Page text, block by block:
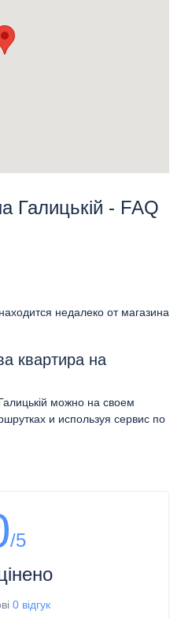
Галицькій - FAQ
недалеко от магазина
квартира на
можно на своем
и используя сервис по
/5
0 відгук